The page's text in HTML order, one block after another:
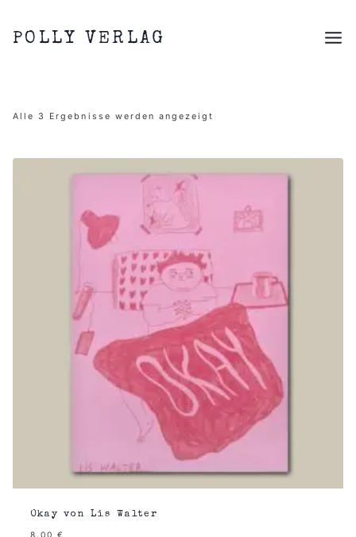
springen
POLLY VERLAG
Alle 3 Ergebnisse werden angezeigt
Okay von Lis Walter
8,00€